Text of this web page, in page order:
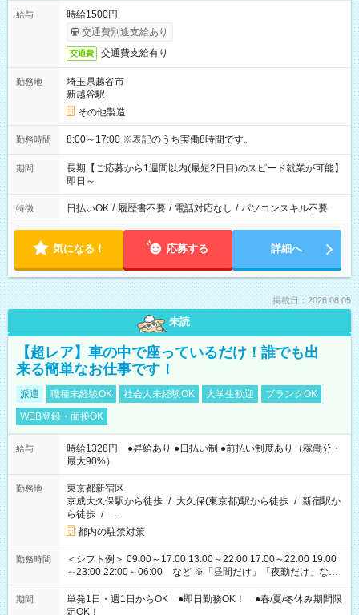
給与
時給1500円
交通費別途支給あり
交通費 交通費支給有り
勤務地
埼玉県越谷市
新越谷駅
その他製造
勤務時間 8:00～17:00 ※表記のうち実働8時間です。
期間
長期【ご応募から1週間以内(最短2日目)のスピード就業が可能】
即日～
特徴 日払いOK / 履歴書不要 / 電話対応なし / パソコンスキル不要
気になる！ 応募する 詳細へ
掲載日：2026.08.05
未読
【超レア】車の中で座っているだけ！誰でも出
来る簡単なお仕事です！
派遣 職種未経験OK 社会人未経験OK 大学生歓迎
ブランクOK
WEB登録・面接OK
給与
時給1328円 ●昇給あり ●日払い制 ●前払い制度あり（稼働分・
最大90%）
勤務地
東京都新宿区
京成大久保駅から徒歩 / 大久保(東京都)駅から徒歩 / 新宿駅か
ら徒歩 / …
都内の駐禁対策
勤務時間
＜シフト例＞ 09:00～17:00 13:00～22:00 17:00～22:00 19:00
～23:00 22:00～06:00 など ※「昼間だけ」「夜勤だけ」など
の希望OK
期間
単発1日・週1日からOK ●即日勤務OK！ ●春/夏/冬休み期間限
定OK！